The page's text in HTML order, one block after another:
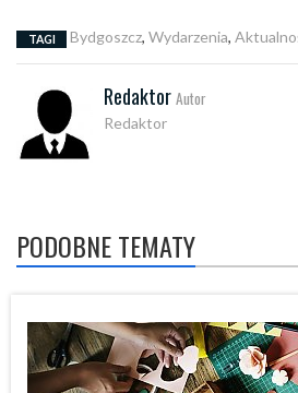
TAGI Bydgoszcz, Wydarzenia,
Redaktor Autor
Redaktor
PODOBNE TEMATY